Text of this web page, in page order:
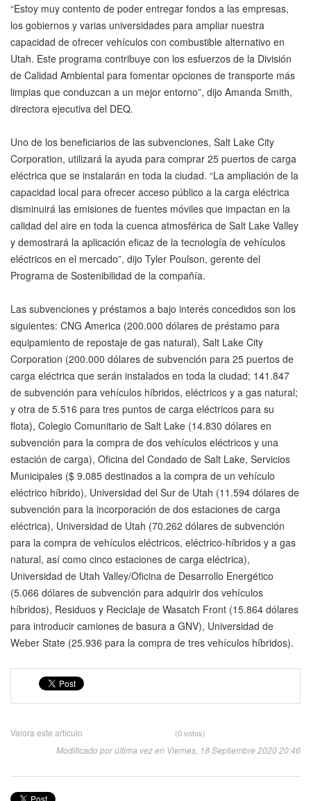
“Estoy muy contento de poder entregar fondos a las empresas,
los gobiernos y varias universidades para ampliar nuestra
capacidad de ofrecer vehículos con combustible alternativo en
Utah. Este programa contribuye con los esfuerzos de la División
de Calidad Ambiental para fomentar opciones de transporte más
limpias que conduzcan a un mejor entorno”, dijo Amanda Smith,
directora ejecutiva del DEQ.
Uno de los beneficiarios de las subvenciones, Salt Lake City
Corporation, utilizará la ayuda para comprar 25 puertos de carga
eléctrica que se instalarán en toda la ciudad. “La ampliación de la
capacidad local para ofrecer acceso público a la carga eléctrica
disminuirá las emisiones de fuentes móviles que impactan en la
calidad del aire en toda la cuenca atmosférica de Salt Lake Valley
y demostrará la aplicación eficaz de la tecnología de vehículos
eléctricos en el mercado”, dijo Tyler Poulson, gerente del
Programa de Sostenibilidad de la compañía.
Las subvenciones y préstamos a bajo interés concedidos son los
siguientes: CNG America (200.000 dólares de préstamo para
equipamiento de repostaje de gas natural), Salt Lake City
Corporation (200.000 dólares de subvención para 25 puertos de
carga eléctrica que serán instalados en toda la ciudad; 141.847
de subvención para vehículos híbridos, eléctricos y a gas natural;
y otra de 5.516 para tres puntos de carga eléctricos para su
flota), Colegio Comunitario de Salt Lake (14.830 dólares en
subvención para la compra de dos vehículos eléctricos y una
estación de carga), Oficina del Condado de Salt Lake, Servicios
Municipales ($ 9.085 destinados a la compra de un vehículo
eléctrico híbrido), Universidad del Sur de Utah (11.594 dólares de
subvención para la incorporación de dos estaciones de carga
eléctrica), Universidad de Utah (70.262 dólares de subvención
para la compra de vehículos eléctricos, eléctrico-híbridos y a gas
natural, así como cinco estaciones de carga eléctrica),
Universidad de Utah Valley/Oficina de Desarrollo Energético
(5.066 dólares de subvención para adquirir dos vehículos
híbridos), Residuos y Reciclaje de Wasatch Front (15.864 dólares
para introducir camiones de basura a GNV), Universidad de
Weber State (25.936 para la compra de tres vehículos híbridos).
Valora este artículo (0 votos)
Modificado por última vez en Viernes, 18 Septiembre 2020 20:46